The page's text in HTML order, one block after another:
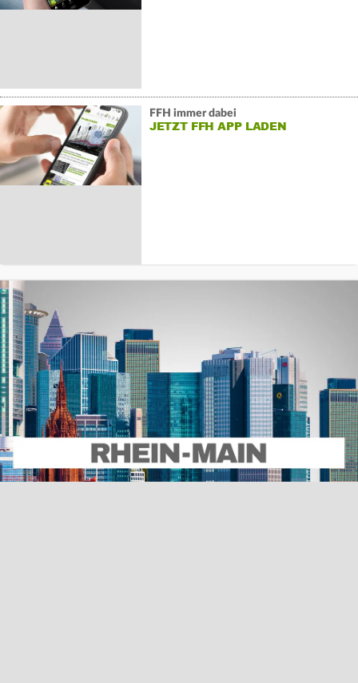
FFH immer dabei
JETZT FFH APP LADEN